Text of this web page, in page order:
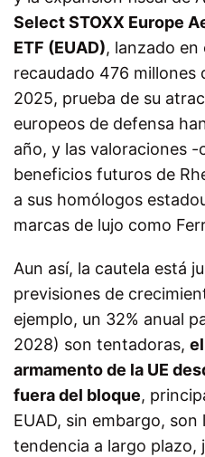
Select STOXX Europe
ETF (EUAD), lanzado
recaudado 476 millones
2025, prueba de su
europeos de defensa
año, y las valoraciones
beneficios futuros de
a sus homólogos
marcas de lujo como
Aun así, la cautela está
previsiones de
ejemplo, un 32% anual
2028) son tentadoras,
armamento de la UE
fuera del bloque,
EUAD, sin embargo,
tendencia a largo plazo,